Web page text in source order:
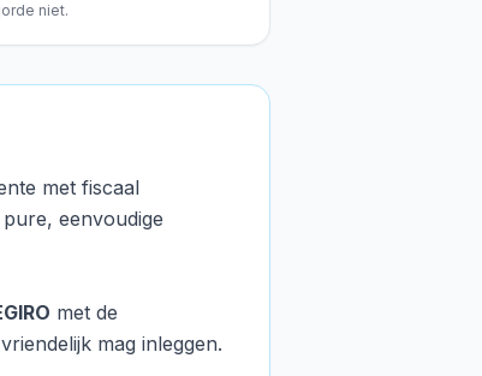
niet.
met fiscaal
eenvoudige
met de
mag inleggen.